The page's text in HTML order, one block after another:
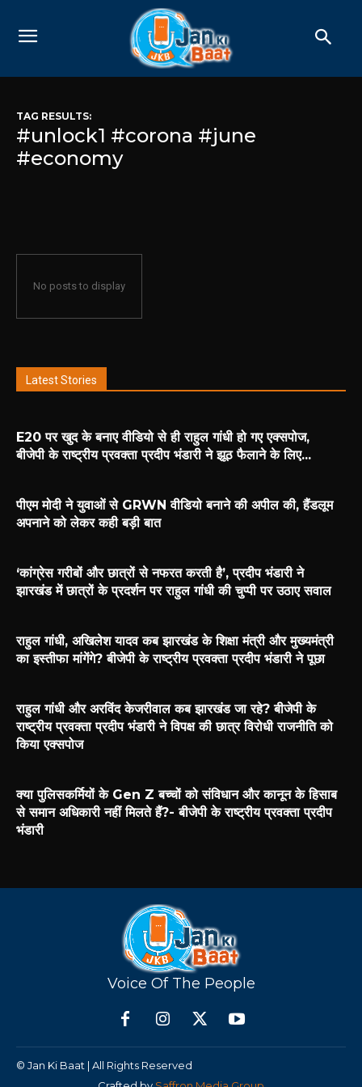
TAG RESULTS:
#unlock1 #corona #june
#economy
No posts to display
Latest Stories
E20 पर खुद के बनाए वीडियो से ही राहुल गांधी हो गए एक्सपोज,
बीजेपी के राष्ट्रीय प्रवक्ता प्रदीप भंडारी ने झूठ फैलाने के लिए...
पीएम मोदी ने युवाओं से GRWN वीडियो बनाने की अपील की, हैंडलूम
अपनाने को लेकर कही बड़ी बात
‘कांग्रेस गरीबों और छात्रों से नफरत करती है’, प्रदीप भंडारी ने
झारखंड में छात्रों के प्रदर्शन पर राहुल गांधी की चुप्पी पर उठाए सवाल
राहुल गांधी, अखिलेश यादव कब झारखंड के शिक्षा मंत्री और मुख्यमंत्री
का इस्तीफा मांगेंगे? बीजेपी के राष्ट्रीय प्रवक्ता प्रदीप भंडारी ने पूछा
राहुल गांधी और अरविंद केजरीवाल कब झारखंड जा रहे? बीजेपी के
राष्ट्रीय प्रवक्ता प्रदीप भंडारी ने विपक्ष की छात्र विरोधी राजनीति को
किया एक्सपोज
क्या पुलिसकर्मियों के Gen Z बच्चों को संविधान और कानून के हिसाब
से समान अधिकारी नहीं मिलते हैं?- बीजेपी के राष्ट्रीय प्रवक्ता प्रदीप
भंडारी
Voice Of The People
© Jan Ki Baat | All Rights Reserved